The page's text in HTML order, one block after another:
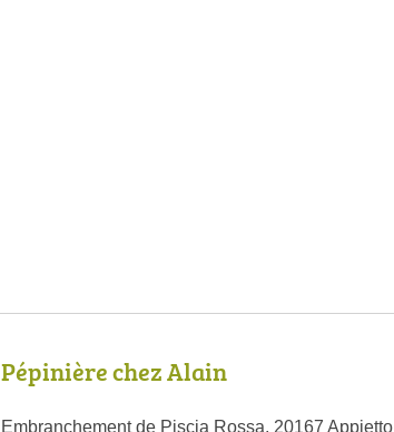
Pépinière chez Alain
Embranchement de Piscia Rossa, 20167 Appietto